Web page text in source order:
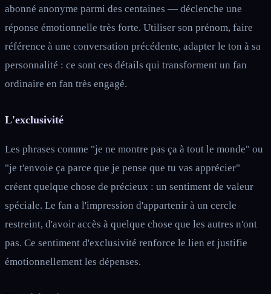
abonné anonyme parmi des centaines — déclenche une
réponse émotionnelle très forte. Utiliser son prénom, faire
référence à une conversation précédente, adapter le ton à sa
personnalité : ce sont ces détails qui transforment un fan
ordinaire en fan très engagé.
L'exclusivité
Les phrases comme "je ne montre pas ça à tout le monde" ou
"je t'envoie ça parce que je pense que tu vas apprécier"
créent quelque chose de précieux : un sentiment de valeur
spéciale. Le fan a l'impression d'appartenir à un cercle
restreint, d'avoir accès à quelque chose que les autres n'ont
pas. Ce sentiment d'exclusivité renforce le lien et justifie
émotionnellement les dépenses.